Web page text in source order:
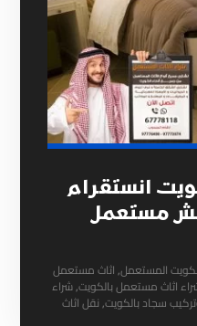
انستقرام
عفش مستعمل
المستعمل,اثاث مستعمل
اثاث مستعمل بالكويت,شراء
سجاد بالكويت,نقل اثاث